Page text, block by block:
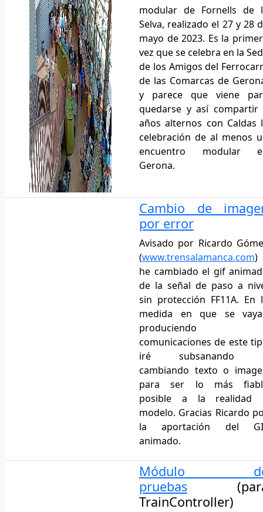
modular de Fornells de
Selva, realizado el 27 y 28
mayo de 2023. Es la
vez que se celebra en la
de los Amigos del
de las Comarcas de
y parece que viene
quedarse y así compartir
años alternos con Caldas
celebración de al menos
encuentro modular
Gerona.
Cambio de
por error
Avisado por Ricardo
(www.trensalamanca.com)
he cambiado el gif
de la señal de paso a
sin protección FF11A. En
medida en que se
produciendo
comunicaciones de este
iré subsanando
cambiando texto o
para ser lo más
posible a la realidad
modelo. Gracias Ricardo
la aportación del
animado.
Módulo
pruebas
TrainController)